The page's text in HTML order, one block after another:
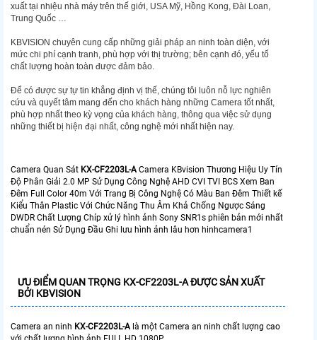
xuất tại nhiệu nhà máy trên thế giới, USA Mỹ, Hồng Kong, Đài Loan,
Trung Quốc …
KBVISION chuyên cung cấp những giải pháp an ninh toàn diện, với
mức chi phí cạnh tranh, phù hợp với thị trường; bên cạnh đó, yếu tố
chất lượng hoàn toàn được đảm bảo.
Để có được sự tự tin khẳng định vị thế, chúng tôi luôn nỗ lực nghiên
cứu và quyết tâm mang đến cho khách hàng những Camera tốt nhất,
phù hợp nhất theo kỳ vọng của khách hàng, thông qua việc sử dụng
những thiết bị hiện đại nhất, công nghệ mới nhất hiện nay.
Camera Quan Sát KX-CF2203L-ACamera KBvision Thương Hiệu Uy Tín
Độ Phân Giải 2.0 MP Sử Dụng Công Nghệ AHD CVI TVI BCS Xem Ban
Đêm Full Color 40m Với Trang Bị Công Nghệ Có Màu Ban Đêm Thiết kế
Kiểu Thân Plastic Với Chức Năng Thu Âm Khả Chống Ngược Sáng
DWDR Chất Lượng Chíp xử lý hình ảnh Sony SNR1s phiên bản mới nhất
chuẩn nén Sử Dụng Đầu Ghi lưu hình ảnh lâu hơn hinhcamera1
ƯU ĐIỂM QUAN TRỌNG KX-CF2203L-A ĐƯỢC SẢN XUẤT
BỞI KBVISION
Camera an ninh KX-CF2203L-Alà một Camera an ninh chất lượng cao